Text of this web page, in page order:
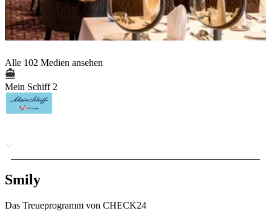
Alle 102 Medien ansehen
Mein Schiff 2
Smily
Das Treueprogramm von CHECK24